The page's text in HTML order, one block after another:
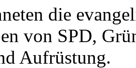
die
von SPD,
Aufrüstung.